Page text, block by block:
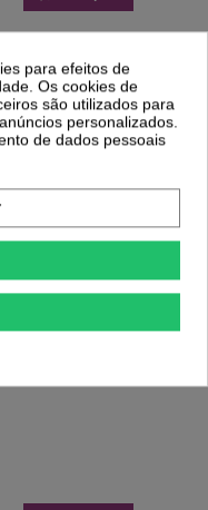
Este
1,35 €1,89 €
para efeitos de
Os cookies de
são utilizados para
personalizados.
de dados pessoais